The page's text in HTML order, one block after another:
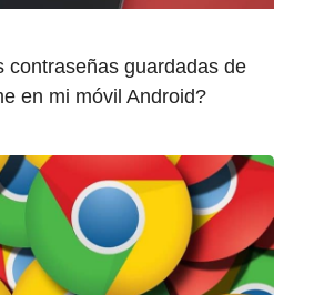
contraseñas guardadas de
en mi móvil Android?